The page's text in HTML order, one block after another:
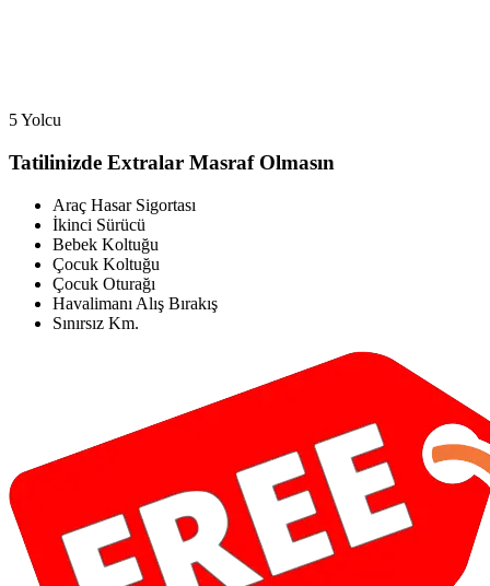
5 Yolcu
Tatilinizde Extralar Masraf Olmasın
Araç Hasar Sigortası
İkinci Sürücü
Bebek Koltuğu
Çocuk Koltuğu
Çocuk Oturağı
Havalimanı Alış Bırakış
Sınırsız Km.